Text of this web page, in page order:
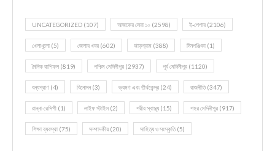
UNCATEGORIZED (107) আজকের সেরা ১০ (2598) ই-পেপার (2106)
খেলাধূলো (5) জেলার খবর (602) ঝাড়গ্রাম (388) দিনপঞ্জিকা (1)
দৈনিক রাশিফল (819) পশ্চিম মেদিনীপুর (2937) পূর্ব মেদিনীপুর (1120)
বন্যপ্রাণ (4) বিনোদন(3) ভ্রমণ এবং তীর্থকেন্দ্র (24) রাজনীতি(347)
রান্না-রেসিপী (1) লাইফ স্টাইল (2) শরীর স্বাস্থ্য (15) শহর মেদিনীপুর (917)
শিক্ষা ব্যবস্থা (75) সম্পাদকীয় (20) সাহিত্য ও সংস্কৃতি(5)